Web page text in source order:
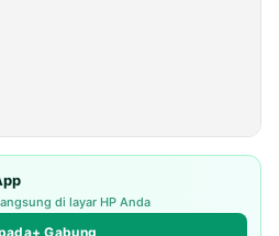
di layar HP Anda
Gabung